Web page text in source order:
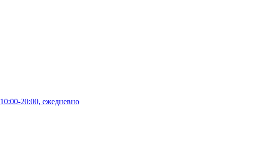
10:00-20:00, ежедневно